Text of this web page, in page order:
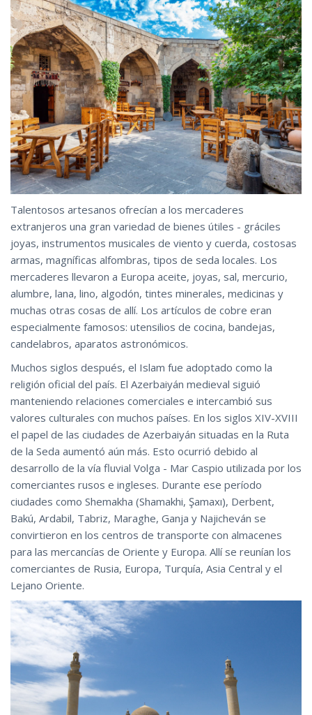
Talentosos artesanos ofrecían a los mercaderes
extranjeros una gran variedad de bienes útiles - gráciles
joyas, instrumentos musicales de viento y cuerda, costosas
armas, magníficas alfombras, tipos de seda locales. Los
mercaderes llevaron a Europa aceite, joyas, sal, mercurio,
alumbre, lana, lino, algodón, tintes minerales, medicinas y
muchas otras cosas de allí. Los artículos de cobre eran
especialmente famosos: utensilios de cocina, bandejas,
candelabros, aparatos astronómicos.
Muchos siglos después, el Islam fue adoptado como la
religión oficial del país. El Azerbaiyán medieval siguió
manteniendo relaciones comerciales e intercambió sus
valores culturales con muchos países. En los siglos XIV-XVIII
el papel de las ciudades de Azerbaiyán situadas en la Ruta
de la Seda aumentó aún más. Esto ocurrió debido al
desarrollo de la vía fluvial Volga - Mar Caspio utilizada por los
comerciantes rusos e ingleses. Durante ese período
ciudades como Shemakha (Shamakhi, Şamaxı), Derbent,
Bakú, Ardabil, Tabriz, Maraghe, Ganja y Najicheván se
convirtieron en los centros de transporte con almacenes
para las mercancías de Oriente y Europa. Allí se reunían los
comerciantes de Rusia, Europa, Turquía, Asia Central y el
Lejano Oriente.